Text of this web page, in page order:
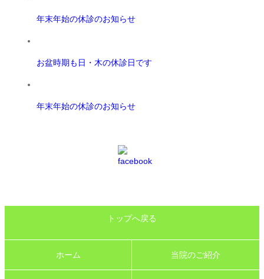
年末年始の休診のお知らせ
お盆時期も日・木の休診日です
年末年始の休診のお知らせ
トップへ戻る
ホーム 当院のご紹介